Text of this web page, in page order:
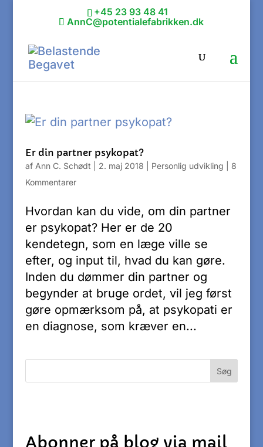
+45 23 93 48 41
AnnC@potentialefabrikken.dk
Er din partner psykopat?
af Ann C. Schødt 2. maj 2018 Personlig udvikling
8
Kommentarer
Hvordan kan du vide, om din partner
er psykopat? Her er de 20
kendetegn, som en læge ville se
efter, og input til, hvad du kan gøre.
Inden du dømmer din partner og
begynder at bruge ordet, vil jeg først
gøre opmærksom på, at psykopati er
en diagnose, som kræver en...
Abonner på blog via mail